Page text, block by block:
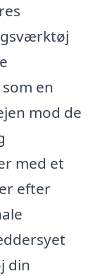
en
mod de
med et
efter
din